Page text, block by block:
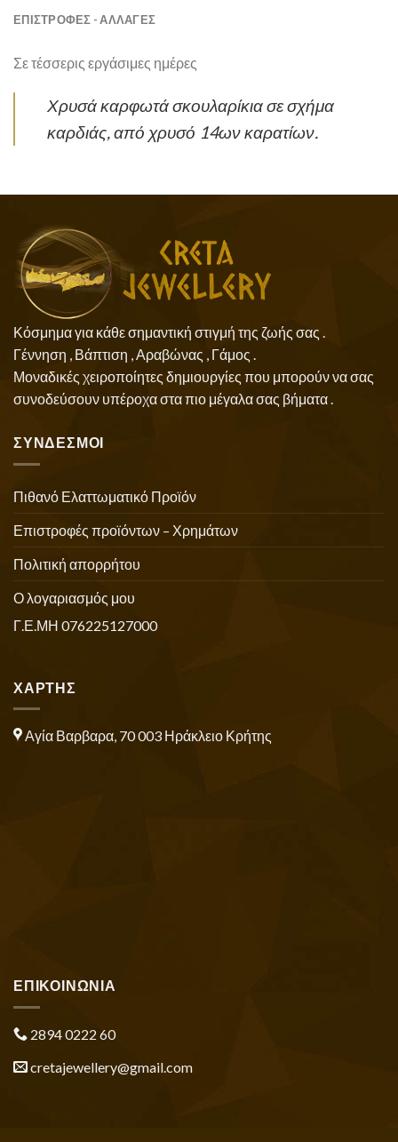
ΕΠΙΣΤΡΟΦΕΣ - ΑΛΛΑΓΕΣ
Σε τέσσερις εργάσιμες ημέρες
Χρυσά καρφωτά σκουλαρίκια σε σχήμα
καρδιάς, από χρυσό 14ων καρατίων.
Κόσμημα για κάθε σημαντική στιγμή της ζωής σας .
Γέννηση , Βάπτιση , Αραβώνας , Γάμος .
Μοναδικές χειροποίητες δημιουργίες που μπορούν να σας
συνοδεύσουν υπέροχα στα πιο μέγαλα σας βήματα .
ΣΥΝΔΕΣΜΟΙ
Πιθανό Ελαττωματικό Προϊόν
Επιστροφές προϊόντων – Χρημάτων
Πολιτική απορρήτου
Ο λογαριασμός μου
Γ.Ε.ΜΗ 076225127000
ΧΑΡΤΗΣ
Αγία Βαρβαρα, 70 003 Ηράκλειο Κρήτης
ΕΠΙΚΟΙΝΩΝΙΑ
2894 0222 60
cretajewellery@gmail.com